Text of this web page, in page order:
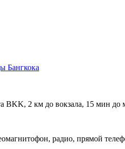
Бангкока
BKK, 2 км до вокзала, 15 мин до
радио, прямой